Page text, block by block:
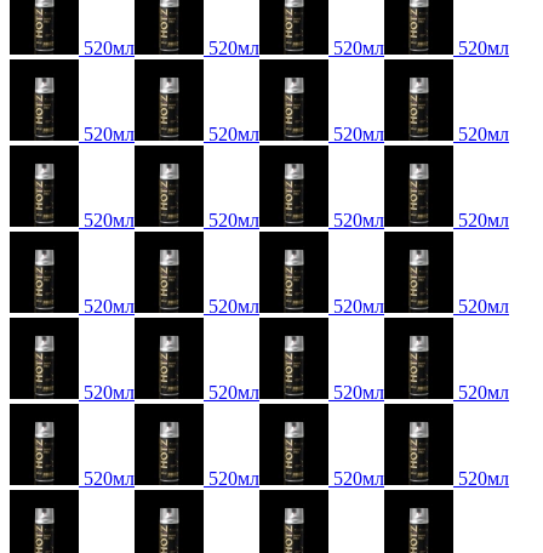
520мл 520мл 520мл 520мл
520мл 520мл 520мл 520мл
520мл 520мл 520мл 520мл
520мл 520мл 520мл 520мл
520мл 520мл 520мл 520мл
520мл 520мл 520мл 520мл